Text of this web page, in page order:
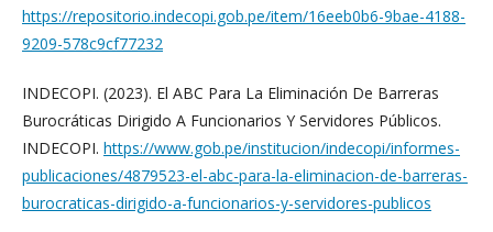
https://repositorio.indecopi.gob.pe/item/16eeb0b6-9bae-4188-
9209-578c9cf77232
INDECOPI. (2023). El ABC Para La Eliminación De Barreras
Burocráticas Dirigido A Funcionarios Y Servidores Públicos.
INDECOPI. https://www.gob.pe/institucion/indecopi/informes-
publicaciones/4879523-el-abc-para-la-eliminacion-de-barreras-
burocraticas-dirigido-a-funcionarios-y-servidores-publicos